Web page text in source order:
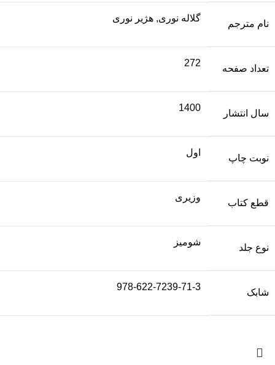
نام مترجم
گلاله نوری, هژیر نوری
تعداد صفحه
272
سال انتشار
1400
نوبت چاپ
اول
قطع کتاب
وزیری
نوع جلد
شومیز
شابک
978-622-7239-71-3